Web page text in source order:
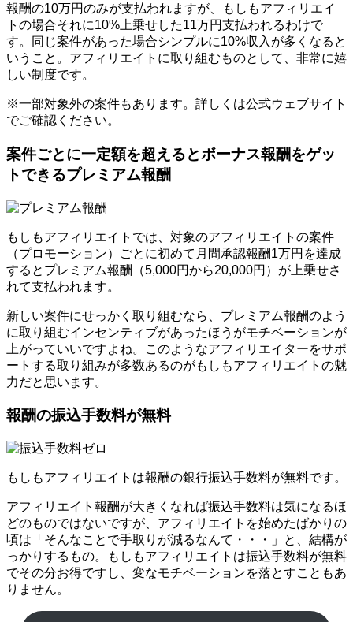
報酬の10万円のみが支払われますが、もしもアフィリエイ
トの場合それに10%上乗せした11万円支払われるわけで
す。同じ案件があった場合シンプルに10%収入が多くなると
いうこと。アフィリエイトに取り組むものとして、非常に嬉
しい制度です。
※一部対象外の案件もあります。詳しくは公式ウェブサイト
でご確認ください。
案件ごとに一定額を超えるとボーナス報酬をゲッ
トできるプレミアム報酬
もしもアフィリエイトでは、対象のアフィリエイトの案件
（プロモーション）ごとに初めて月間承認報酬1万円を達成
するとプレミアム報酬（5,000円から20,000円）が上乗せさ
れて支払われます。
新しい案件にせっかく取り組むなら、プレミアム報酬のよう
に取り組むインセンティブがあったほうがモチベーションが
上がっていいですよね。このようなアフィリエイターをサポ
ートする取り組みが多数あるのがもしもアフィリエイトの魅
力だと思います。
報酬の振込手数料が無料
もしもアフィリエイトは報酬の銀行振込手数料が無料です。
アフィリエイト報酬が大きくなれば振込手数料は気になるほ
どのものではないですが、アフィリエイトを始めたばかりの
頃は「そんなことで手取りが減るなんて・・・」と、結構が
っかりするもの。もしもアフィリエイトは振込手数料が無料
でその分お得ですし、変なモチベーションを落とすこともあ
りません。